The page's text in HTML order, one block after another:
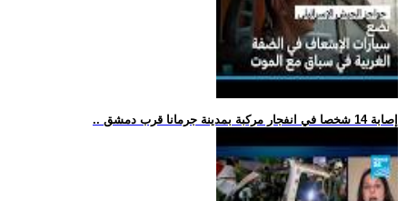
.. إصابة 14 شخصا في انفجار مركبة بمدينة جرمانا قرب دمشق